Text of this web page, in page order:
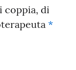
coppia, di
*